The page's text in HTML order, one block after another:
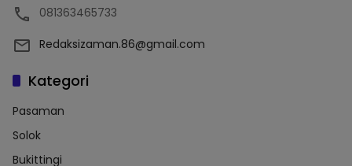
081363465733
Redaksizaman.86@gmail.com
Kategori
Pasaman
Solok
Bukittingi